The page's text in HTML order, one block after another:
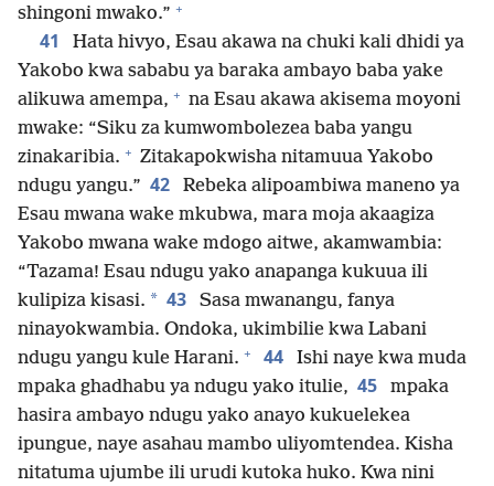
shingoni mwako.” +
41
Hata hivyo, Esau akawa na chuki kali dhidi ya
Yakobo kwa sababu ya baraka ambayo baba yake
alikuwa amempa, + na Esau akawa akisema moyoni
mwake: “Siku za kumwombolezea baba yangu
zinakaribia. + Zitakapokwisha nitamuua Yakobo
ndugu yangu.” 42
Rebeka alipoambiwa maneno ya
Esau mwana wake mkubwa, mara moja akaagiza
Yakobo mwana wake mdogo aitwe, akamwambia:
“Tazama! Esau ndugu yako anapanga kukuua ili
kulipiza kisasi. * 43
Sasa mwanangu, fanya
ninayokwambia. Ondoka, ukimbilie kwa Labani
ndugu yangu kule Harani. + 44
Ishi naye kwa muda
mpaka ghadhabu ya ndugu yako itulie, 45
mpaka
hasira ambayo ndugu yako anayo kukuelekea
ipungue, naye asahau mambo uliyomtendea. Kisha
nitatuma ujumbe ili urudi kutoka huko. Kwa nini